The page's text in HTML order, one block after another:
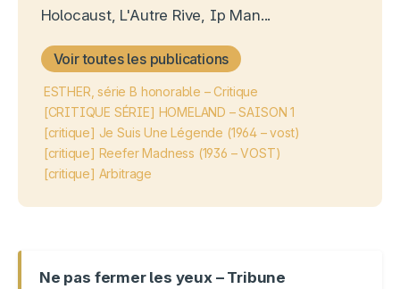
Holocaust, L'Autre Rive, Ip Man...
Voir toutes les publications
ESTHER, série B honorable – Critique
[CRITIQUE SÉRIE] HOMELAND – SAISON 1
[critique] Je Suis Une Légende (1964 – vost)
[critique] Reefer Madness (1936 – VOST)
[critique] Arbitrage
Ne pas fermer les yeux – Tribune